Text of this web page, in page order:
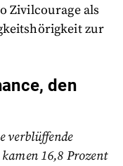
Zivilcourage als
zur
den
verblüffende
16,8 Prozent